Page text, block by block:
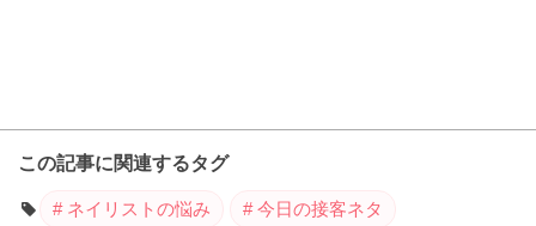
この記事に関連するタグ
ネイリストの悩み 今日の接客ネタ